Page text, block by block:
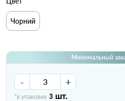
Чорний
Минимальный
- +
*в упаковке 3 шт.